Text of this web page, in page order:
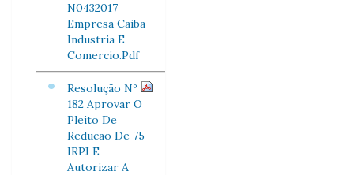
N0432017
Empresa Caiba
Industria E
Comercio.Pdf
Resolução Nº
182 Aprovar O
Pleito De
Reducao De 75
IRPJ E
Autorizar A